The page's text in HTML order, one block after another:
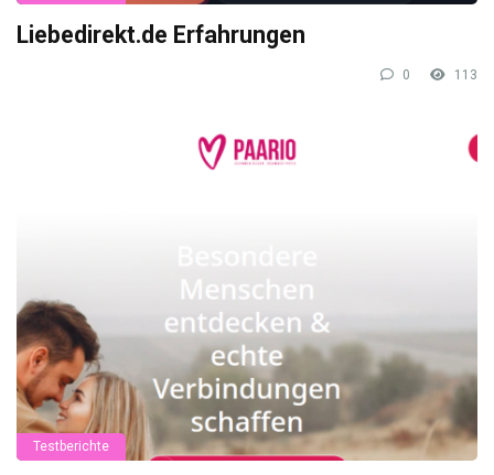
Liebedirekt.de Erfahrungen
0 113
Testberichte